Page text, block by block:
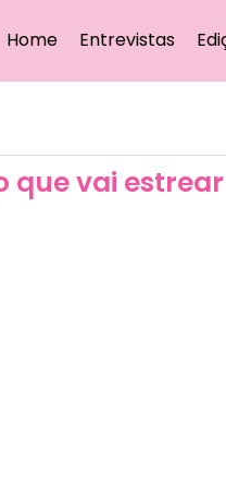
Home Entrevistas
que vai